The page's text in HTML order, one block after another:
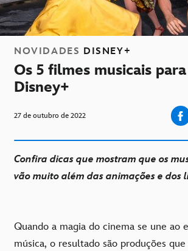
NOVIDADES DISNEY+
Os 5 filmes musicais
Disney+
27 de outubro de 2022
Confira dicas que mostram que os
vão muito além das animações e dos
Quando a magia do cinema se une ao
música, o resultado são produções